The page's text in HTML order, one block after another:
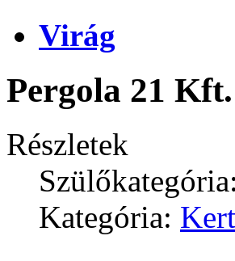
Virág
Pergola 21 Kft.
Részletek
Szülőkategória:
Kategória: